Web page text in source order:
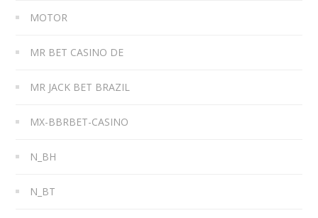
MOTOR
MR BET CASINO DE
MR JACK BET BRAZIL
MX-BBRBET-CASINO
N_BH
N_BT